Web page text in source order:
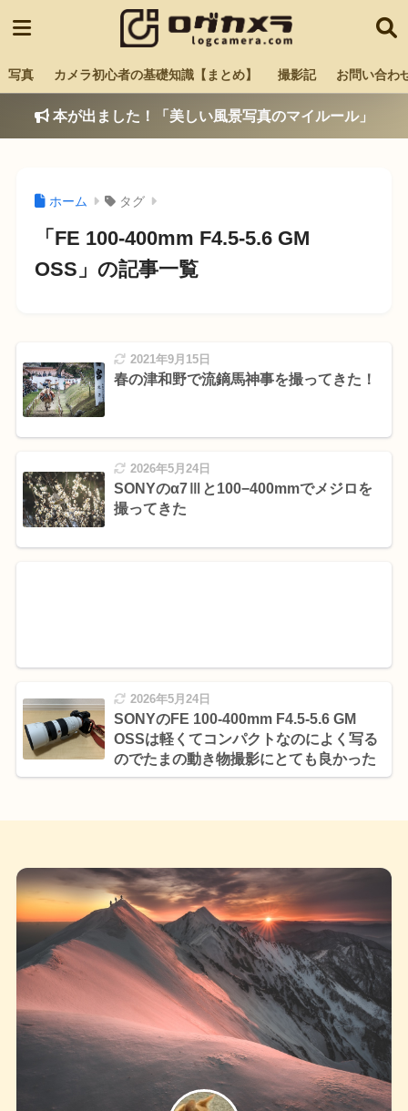
写真 カメラ初心者の基礎知識【まとめ】 撮影記 お問い合わ
本が出ました！「美しい風景写真のマイルール」
ホーム タグ
「FE 100-400mm F4.5-5.6 GM
OSS」の記事一覧
2021年9月15日
春の津和野で流鏑馬神事を撮ってきた！
2026年5月24日
SONYのα7Ⅲと100−400mmでメジロを
撮ってきた
2026年5月24日
SONYのFE 100-400mm F4.5-5.6 GM
OSSは軽くてコンパクトなのによく写る
のでたまの動き物撮影にとても良かった